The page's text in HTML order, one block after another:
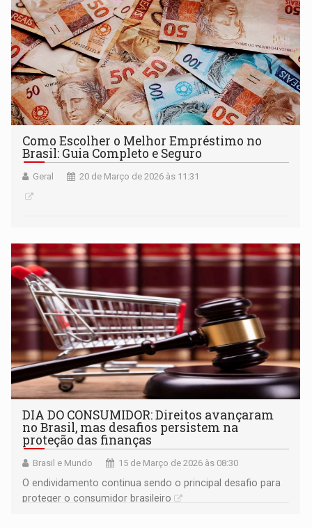
Como Escolher o Melhor Empréstimo no
Brasil: Guia Completo e Seguro
Geral 20 de Março de 2026 às 11:31
DIA DO CONSUMIDOR: Direitos avançaram
no Brasil, mas desafios persistem na
proteção das finanças
Brasil e Mundo 15 de Março de 2026 às 08:30
O endividamento continua sendo o principal desafio para
proteger o consumidor brasileiro